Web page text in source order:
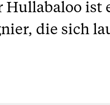
Hullabaloo ist
die sich